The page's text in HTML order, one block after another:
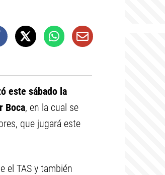
este sábado la
Boca, en la cual se
que jugará este
el TAS y también